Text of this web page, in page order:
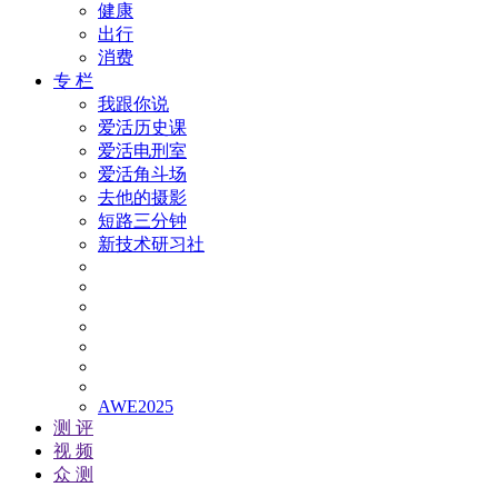
健康
出行
消费
专 栏
我跟你说
爱活历史课
爱活电刑室
爱活角斗场
去他的摄影
短路三分钟
新技术研习社
AWE2025
测 评
视 频
众 测